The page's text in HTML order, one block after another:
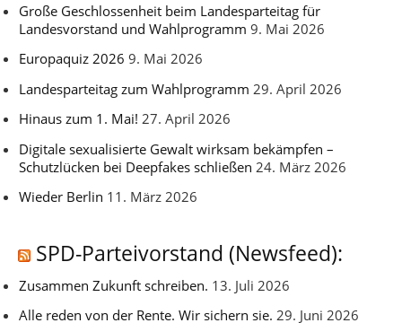
Große Geschlossenheit beim Landesparteitag für
Landesvorstand und Wahlprogramm 9. Mai 2026
Europaquiz 2026 9. Mai 2026
Landesparteitag zum Wahlprogramm 29. April 2026
Hinaus zum 1. Mai! 27. April 2026
Digitale sexualisierte Gewalt wirksam bekämpfen –
Schutzlücken bei Deepfakes schließen 24. März 2026
Wieder Berlin 11. März 2026
SPD-Parteivorstand (Newsfeed):
Zusammen Zukunft schreiben. 13. Juli 2026
Alle reden von der Rente. Wir sichern sie. 29. Juni 2026